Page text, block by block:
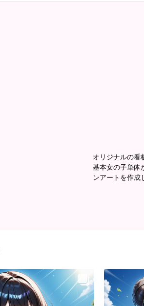
オリジナルの看
基本女の子単体
ンアートを作成